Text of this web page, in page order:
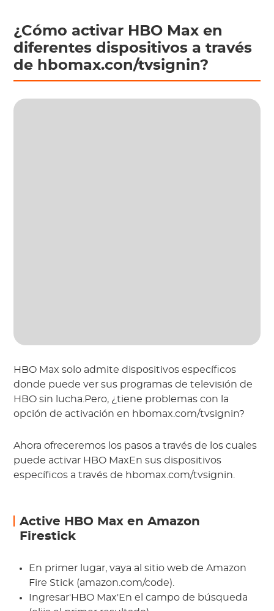
¿Cómo activar HBO Max en
diferentes dispositivos a través
de hbomax.con/tvsignin?
HBO Max solo admite dispositivos específicos
donde puede ver sus programas de televisión de
HBO sin lucha.Pero, ¿tiene problemas con la
opción de activación en hbomax.com/tvsignin?
Ahora ofreceremos los pasos a través de los cuales
puede activar HBO MaxEn sus dispositivos
específicos a través de hbomax.com/tvsignin.
Active HBO Max en Amazon
Firestick
En primer lugar, vaya al sitio web de Amazon
Fire Stick (amazon.com/code).
Ingresar'HBO Max'En el campo de búsqueda